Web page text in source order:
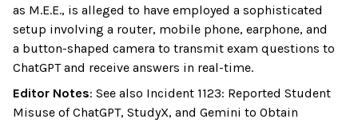
as M.E.E., is alleged to have employed a sophisticated
setup involving a router, mobile phone, earphone, and
a button-shaped camera to transmit exam questions to
ChatGPT and receive answers in real-time.
Editor Notes: See also Incident 1123: Reported Student
Misuse of ChatGPT, StudyX, and Gemini to Obtain